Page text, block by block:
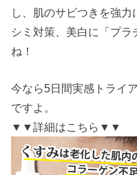
し、肌のサビつきを強力
シミ対策、美白に「プ
ね！
今なら5日間実感トライ
ですよ。
▼▼詳細はこちら▼▼